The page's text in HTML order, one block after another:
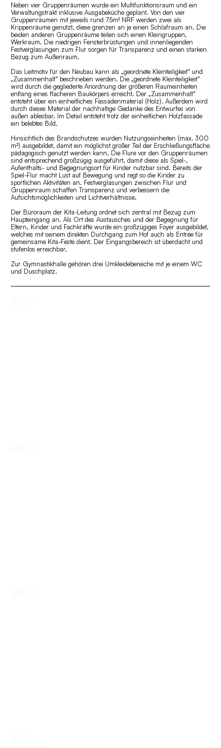
Neben vier Gruppenräumen wurde ein Multifunktionsraum und ein
Verwaltungstrakt inklusive Ausgabeküche geplant. Von den vier
Gruppenräumen mit jeweils rund 75m² NRF werden zwei als
Krippenräume genutzt, diese grenzen an je einen Schlafraum an. Die
beiden anderen Gruppenräume teilen sich einen Kleingruppen,
Werkraum. Die niedrigen Fensterbrüstungen und innenliegenden
Festverglasungen zum Flur sorgen für Transparenz und einen starken
Bezug zum Außenraum.
Das Leitmotiv für den Neubau kann als „geordnete Kleinteiligkeit“ und
„Zusammenhalt“ beschrieben werden. Die „geordnete Kleinteiligkeit“
wird durch die gegliederte Anordnung der größeren Raumeinheiten
entlang eines flacheren Baukörpers erreicht. Der „Zusammenhalt“
entsteht über ein einheitliches Fassadenmaterial (Holz). Außerdem wird
durch dieses Material der nachhaltige Gedanke des Entwurfes von
außen ablesbar. Im Detail entsteht trotz der einheitlichen Holzfassade
ein belebtes Bild.
Hinsichtlich des Brandschutzes wurden Nutzungseinheiten (max. 300
m²) ausgebildet, damit ein möglichst großer Teil der Erschließungsfläche
pädagogisch genutzt werden kann. Die Flure vor den Gruppenräumen
sind entsprechend großzügig ausgeführt, damit diese als Spiel-,
Aufenthalts- und Begegnungsort für Kinder nutzbar sind. Bereits der
Spiel-Flur macht Lust auf Bewegung und regt so die Kinder zu
sportlichen Aktivitäten an. Festverglasungen zwischen Flur und
Gruppenraum schaffen Transparenz und verbessern die
Aufsichtsmöglichkeiten und Lichtverhältnisse.
Der Büroraum der Kita-Leitung ordnet sich zentral mit Bezug zum
Haupteingang an. Als Ort des Austausches und der Begegnung für
Eltern, Kinder und Fachkräfte wurde ein großzügiges Foyer ausgebildet,
welches mit seinem direkten Durchgang zum Hof auch als Entrée für
gemeinsame Kita-Feste dient. Der Eingangsbereich ist überdacht und
stufenlos erreichbar.
Zur Gymnastikhalle gehören drei Umkleidebereiche mit je einem WC
und Duschplatz.